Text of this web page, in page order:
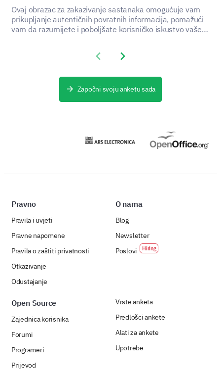
Ovaj obrazac za zakazivanje sastanaka omogućuje vam
prikupljanje autentičnih povratnih informacija, pomažući
vam da razumijete i poboljšate korisničko iskustvo vaše
Previous slide
Next slide
Započni svoju anketu sada
Pravno
Pravila i uvjeti
Pravne napomene
Pravila o zaštiti privatnosti
Otkazivanje
Odustajanje
O nama
Blog
Newsletter
Poslovi
Open Source
Zajednica korisnika
Forumi
Programeri
Prijevod
Vrste anketa
Predlošci ankete
Alati za ankete
Upotrebe